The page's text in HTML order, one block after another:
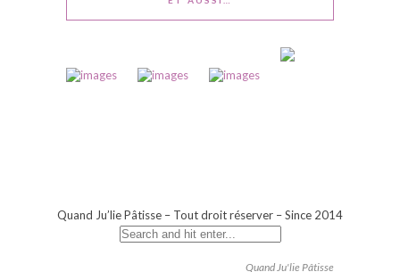
Quand Ju’lie Pâtisse – Tout droit réserver – Since 2014
Quand Ju'lie Pâtisse